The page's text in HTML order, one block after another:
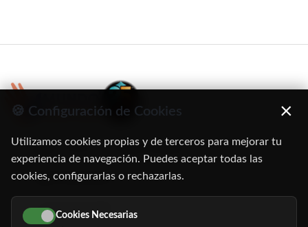
C/ Oruro, 11. 28016 Madrid
91 345 06 26
616 113 103
🍪 Configuración de Cookies ×
Utilizamos cookies propias y de terceros para mejorar tu
experiencia de navegación. Puedes aceptar todas las
cookies, configurarlas o rechazarlas.
Cookies Necesarias